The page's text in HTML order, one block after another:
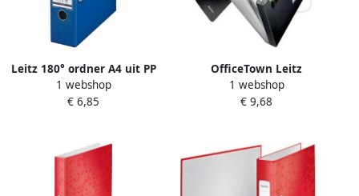
Leitz 180° ordner A4 uit PP
rug van 8 cm donkerblauw
1 webshop
€ 6,85
OfficeTown Leitz
Projectmap Style Uit Pp Ft
A4 Satijnzwart
1 webshop
€ 9,68